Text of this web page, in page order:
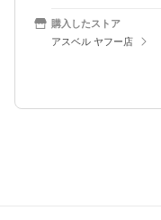
購入したストア
アスベル ヤフー店